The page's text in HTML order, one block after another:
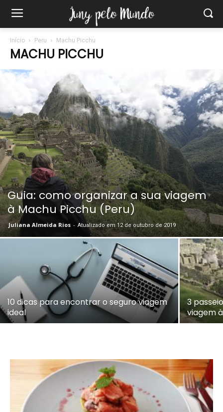
Início Peru Machu Picchu
MACHU PICCHU
Guia: como organizar a sua viagem
à Machu Picchu (Peru)
Juliana Almeida Rios - Atualizado em 12 de outubro de 2019
10 dicas para encontrar o seguro viagem
ideal
3
viagem